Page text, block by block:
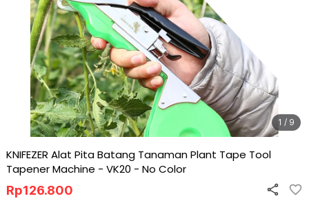
1 / 9
KNIFEZER Alat Pita Batang Tanaman Plant Tape Tool
Tapener Machine - VK20 - No Color
Rp126.800